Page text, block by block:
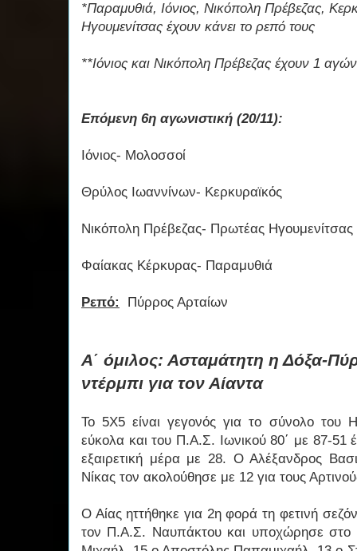
*Παραμυθιά, Ιόνιος, Νικόπολη Πρέβεζας,
Ηγουμενίτσας έχουν κάνει το ρεπό τους
**Ιόνιος και Νικόπολη Πρέβεζας έχουν 1
Επόμενη 6η αγωνιστική (20/11):
Ιόνιος- Μολοσσοί
Θρύλος Ιωαννίνων- Κερκυραϊκός
Νικόπολη Πρέβεζας- Πρωτέας Ηγουμενίτσας
Φαίακας Κέρκυρας- Παραμυθιά
Ρεπό: Πύρρος Αρταίων
Α΄ όμιλος: Ασταμάτητη η Δόξα-
ντέρμπι για τον Αίαντα
Το 5Χ5 είναι γεγονός για το σύνολο του
εύκολα και του Π.Α.Σ. Ιωνικού 80΄ με 87-
εξαιρετική μέρα με 28. Ο Αλέξανδρος
Νίκας τον ακολούθησε με 12 για τους
Ο Αίας ηττήθηκε για 2η φορά τη φετινή
τον Π.Α.Σ. Ναυπάκτου και υποχώρησε στο